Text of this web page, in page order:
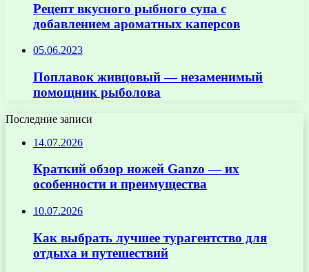
Рецепт вкусного рыбного супа с
добавлением ароматных каперсов
05.06.2023
Поплавок живцовый — незаменимый
помощник рыболова
Последние записи
14.07.2026
Краткий обзор ножей Ganzo — их
особенности и преимущества
10.07.2026
Как выбрать лучшее турагентство для
отдыха и путешествий